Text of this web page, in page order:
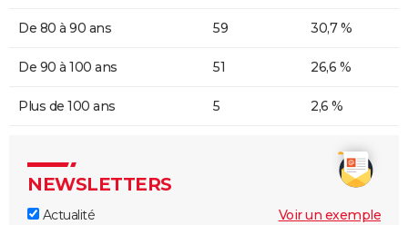
De 80 à 90 ans 59 30,7 %
De 90 à 100 ans 51 26,6 %
Plus de 100 ans 5 2,6 %
NEWSLETTERS
Actualité
Voir un exemple